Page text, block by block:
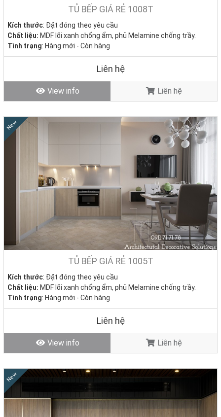
có một căn bếp đẹp như mơ, không còn nỗi lo về chất lượng, tiến độ
Bảng Báo Giá Tủ Bếp Gỗ Công Nghiệp Chi Tiết Nhất
Nhà Decor xin gửi đến Quý khách hàng bảng giá thi công tủ bếp trọn
gói mới nhất. Đơn giá có thể thay đổi tùy theo kiểu dáng, kích thước,
chất liệu và yêu cầu thiết kế cụ thể của từng công trình.
TỦ BẾP GIÁ RẺ 1008T
Kích thước: Đặt đóng theo yêu cầu
Chất liệu: MDF lõi xanh chống ẩm, phủ Melamine chống trầy.
Tình trạng: Hàng mới - Còn hàng
Liên hệ
View info Liên hệ
New
TỦ BẾP GIÁ RẺ 1005T
Kích thước: Đặt đóng theo yêu cầu
Chất liệu: MDF lõi xanh chống ẩm, phủ Melamine chống trầy.
Tình trạng: Hàng mới - Còn hàng
Liên hệ
View info Liên hệ
New